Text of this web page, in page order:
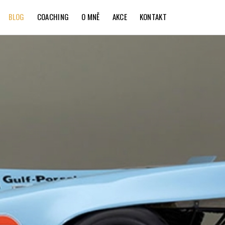
BLOG COACHING O MNĚ AKCE KONTAKT